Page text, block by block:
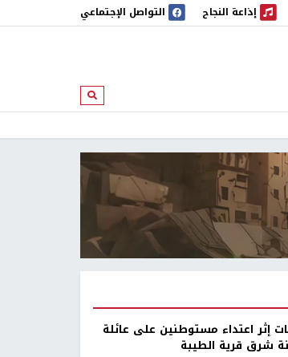
إذاعة النجاح
إذاعة النجاح التواصل الإجتماعي
ابحث
إثر اعتداء مستوطنين على عائلة
شرق قرية الطيبة